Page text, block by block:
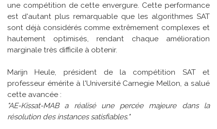
une compétition de cette envergure. Cette performance
est d'autant plus remarquable que les algorithmes SAT
sont déjà considérés comme extrêmement complexes et
hautement optimisés, rendant chaque amélioration
marginale très difficile à obtenir.
Marijn Heule, président de la compétition SAT et
professeur émérite à l'Université Carnegie Mellon, a salué
cette avancée :
"AE-Kissat-MAB a réalisé une percée majeure dans la
résolution des instances satisfiables."